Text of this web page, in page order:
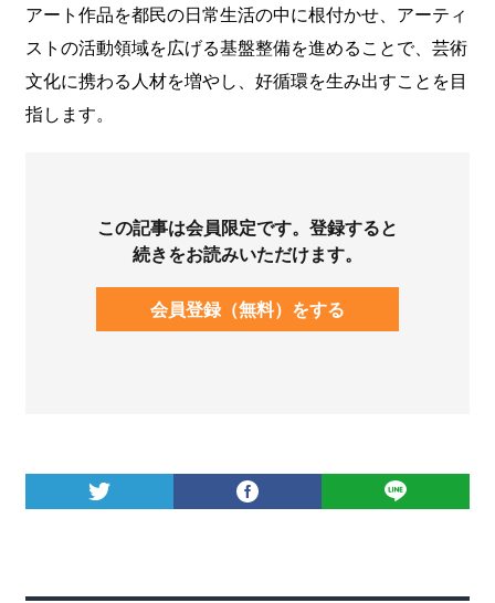
アート作品を都民の日常生活の中に根付かせ、アーティ
ストの活動領域を広げる基盤整備を進めることで、芸術
文化に携わる人材を増やし、好循環を生み出すことを目
指します。
この記事は会員限定です。登録すると
続きをお読みいただけます。
会員登録（無料）をする